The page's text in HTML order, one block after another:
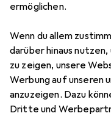
ermöglichen.
Wenn du allem
darüber hinaus
zu zeigen, unsere
Werbung auf unseren
anzuzeigen. Dazu
Dritte und
Titex
2.6 mm
Preis in EUR inkl. MwSt.
EUR
4,30
Bewertungen